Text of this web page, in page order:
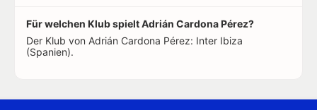
Für welchen Klub spielt Adrián Cardona Pérez?
Der Klub von Adrián Cardona Pérez: Inter Ibiza
(Spanien).